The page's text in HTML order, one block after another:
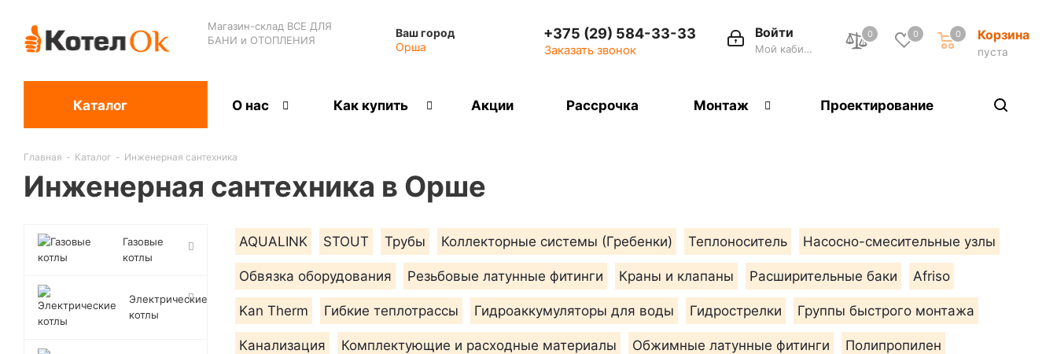
Магазин-склад ВСЕ ДЛЯ
БАНИ и ОТОПЛЕНИЯ
Ваш город
Орша
0 0 Корзина
пуста
0
Войти
Мой кабинет
+375 (29) 584-33-33
Заказать звонок
Каталог О нас Как купить Акции Рассрочка Монтаж Проектирование
Главная - Каталог - Инженерная сантехника
Инженерная сантехника в Орше
AQUALINK STOUT Трубы Коллекторные системы (Гребенки) Теплоноситель Насосно-смесительные узлы
Обвязка оборудования Резьбовые латунные фитинги Краны и клапаны Расширительные баки Afriso
Kan Therm Гибкие теплотрассы Гидроаккумуляторы для воды Гидрострелки Группы быстрого монтажа
Канализация Комплектующие и расходные материалы Обжимные латунные фитинги Полипропилен
Газовые
котлы
Электрические
котлы